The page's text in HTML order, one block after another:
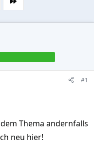
o
r
Letzte
#1
Thema andernfalls
neu hier!